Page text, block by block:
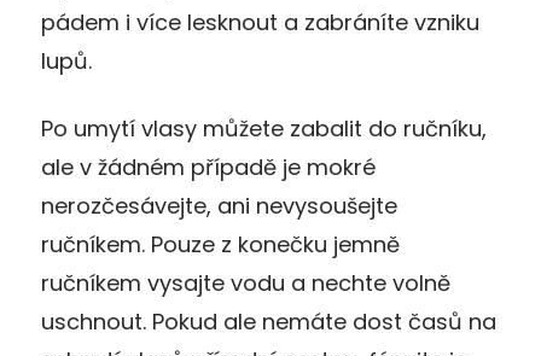
pádem i více lesknout a zabráníte vzniku
lupů.
Po umytí vlasy můžete zabalit do ručníku,
ale v žádném případě je mokré
nerozčesávejte, ani nevysoušejte
ručníkem. Pouze z konečku jemně
ručníkem vysajte vodu a nechte volně
uschnout. Pokud ale nemáte dost časů na